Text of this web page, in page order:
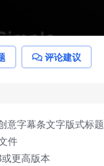
评论建议
意字幕条文字版式标题
件
更高版本